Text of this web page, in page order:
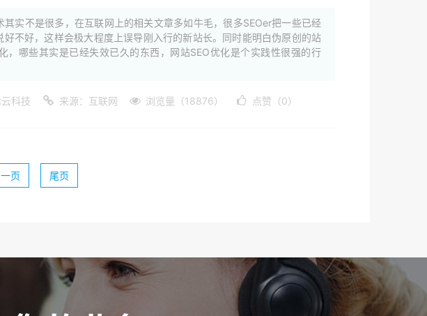
实不是很多，在互联网上的相关文章多如牛毛，很多SEOer把一些已经
不好，这样会极大程度上误导刚入行的新站长。同时能明白伪原创的站
，哪些其实是已经失效已久的东西，网站SEO优化是个实践性很强的行
科技 来源：互联网 浏览量（18876） 点赞（0）
页 尾页